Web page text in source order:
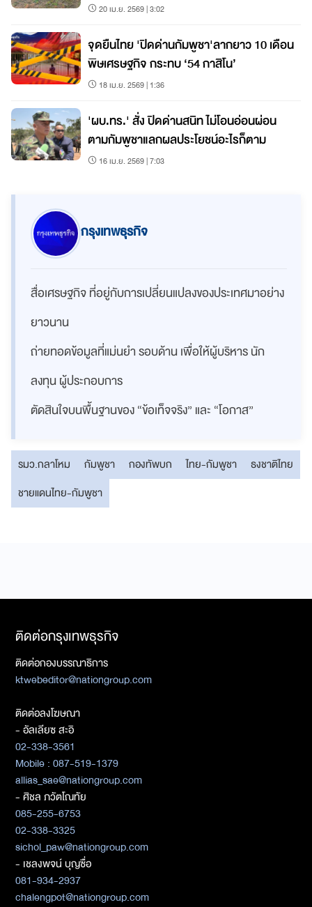
20 เม.ย. 2569 | 3:02
จุดยืนไทย 'ปิดด่านกัมพูชา'ลากยาว 10 เดือน
พิษเศรษฐกิจ กระทบ ‘54 กาสิโน’
18 เม.ย. 2569 | 1:36
'ผบ.ทร.' สั่ง ปิดด่านสนิท ไม่โอนอ่อนผ่อน
ตามกัมพูชาแลกผลประโยชน์อะไรก็ตาม
16 เม.ย. 2569 | 7:03
กรุงเทพธุรกิจ
สื่อเศรษฐกิจ ที่อยู่กับการเปลี่ยนแปลงของประเทศมาอย่าง
ยาวนาน
ถ่ายทอดข้อมูลที่แม่นยำ รอบด้าน เพื่อให้ผู้บริหาร นัก
ลงทุน ผู้ประกอบการ
ตัดสินใจบนพื้นฐานของ “ข้อเท็จจริง” และ “โอกาส”
รมว.กลาโหม กัมพูชา กองทัพบก ไทย-กัมพูชา
ธงชาติไทย
ชายแดนไทย-กัมพูชา
ติดต่อกรุงเทพธุรกิจ
ติดต่อกองบรรณาธิการ
ktwebeditor@nationgroup.com
ติดต่อลงโฆษณา
- อัลเลียซ สะอิ
02-338-3561
Mobile : 087-519-1379
allias_sae@nationgroup.com
- ศิชล ภวัตโณทัย
085-255-6753
02-338-3325
sichol_paw@nationgroup.com
- เชลงพจน์ บุญซื่อ
081-934-2937
chalengpot@nationgroup.com